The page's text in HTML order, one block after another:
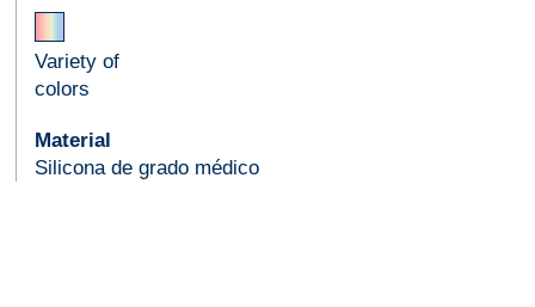
Variety of
colors
Material
Silicona de grado médico